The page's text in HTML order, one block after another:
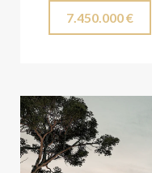
7.450.000 €